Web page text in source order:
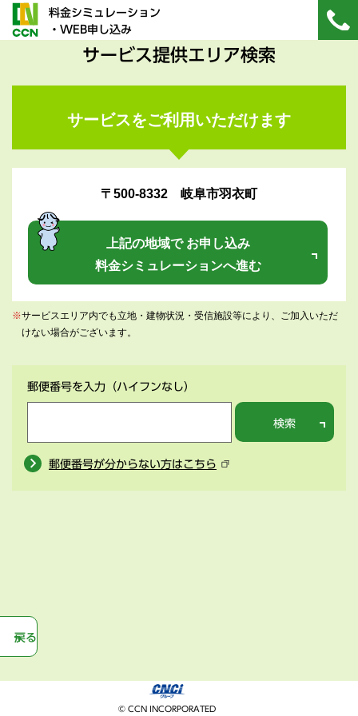
料金シミュレーション
・WEB申し込み
サービス提供エリア検索
サービスをご利用いただけます
〒500-8332 岐阜市羽衣町
上記の地域で お申し込み
料金シミュレーションへ進む
※サービスエリア内でも立地・建物状況・受信施設等により、ご加入いただ
けない場合がございます。
郵便番号を入力 （ハイフンなし）
検索
郵便番号が分からない方はこちら
戻る
© CCN INCORPORATED